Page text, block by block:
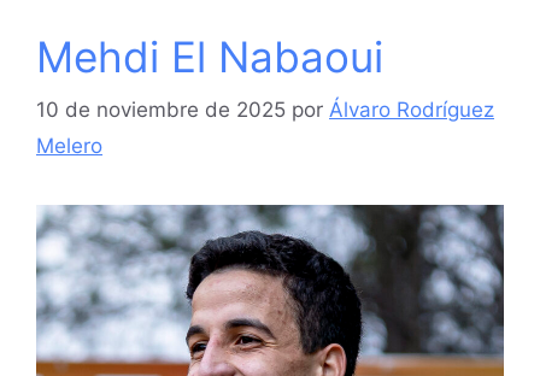
Mehdi El Nabaoui
10 de noviembre de 2025 por Álvaro Rodríguez
Melero